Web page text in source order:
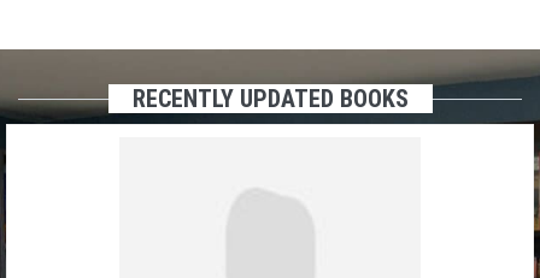
RECENTLY UPDATED BOOKS